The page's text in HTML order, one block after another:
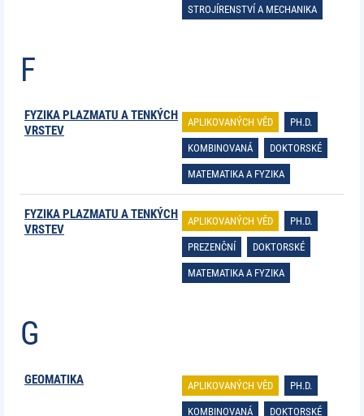
STROJÍRENSTVÍ A MECHANIKA
F
FYZIKA PLAZMATU A TENKÝCH
VRSTEV
APLIKOVANÝCH VĚD PH.D.
KOMBINOVANÁ DOKTORSKÉ
MATEMATIKA A FYZIKA
FYZIKA PLAZMATU A TENKÝCH
VRSTEV
APLIKOVANÝCH VĚD PH.D.
PREZENČNÍ DOKTORSKÉ
MATEMATIKA A FYZIKA
G
GEOMATIKA APLIKOVANÝCH VĚD PH.D.
KOMBINOVANÁ DOKTORSKÉ